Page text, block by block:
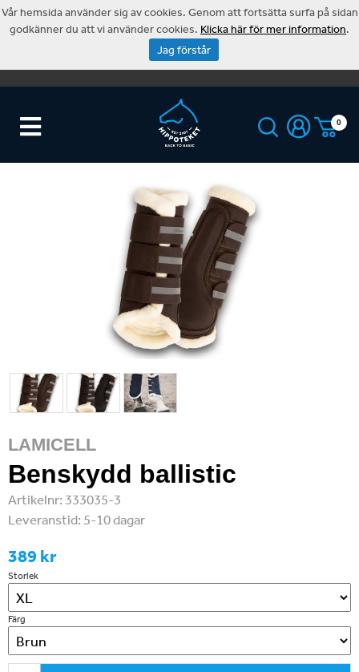
0
LAMICELL
Benskydd ballistic
Artikelnr: 333035-3
Leveranstid: 5-10 dagar
389 kr
Storlek
Färg
Vår hemsida använder sig av cookies. Genom att fortsätta surfa på sidan
godkänner du att vi använder cookies. Klicka här för mer information.
Jag förstår